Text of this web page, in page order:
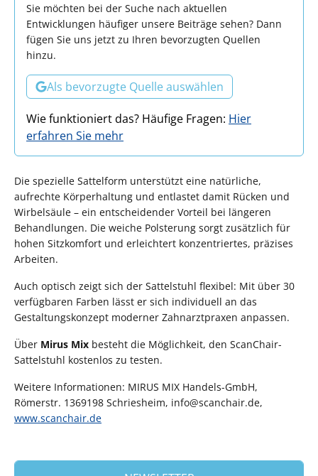
Sie möchten bei der Suche nach aktuellen
Entwicklungen häufiger unsere Beiträge sehen? Dann
fügen Sie uns jetzt zu Ihren bevorzugten Quellen
hinzu.
Als bevorzugte Quelle auswählen
Wie funktioniert das? Häufige Fragen: Hier
erfahren Sie mehr
Die spezielle Sattelform unterstützt eine natürliche,
aufrechte Körperhaltung und entlastet damit Rücken und
Wirbelsäule – ein entscheidender Vorteil bei längeren
Behandlungen. Die weiche Polsterung sorgt zusätzlich für
hohen Sitzkomfort und erleichtert konzentriertes, präzises
Arbeiten.
Auch optisch zeigt sich der Sattelstuhl flexibel: Mit über 30
verfügbaren Farben lässt er sich individuell an das
Gestaltungskonzept moderner Zahnarztpraxen anpassen.
Über Mirus Mix besteht die Möglichkeit, den ScanChair-
Sattelstuhl kostenlos zu testen.
Weitere Informationen: MIRUS MIX Handels-GmbH,
Römerstr. 1369198 Schriesheim, info@scanchair.de,
www.scanchair.de